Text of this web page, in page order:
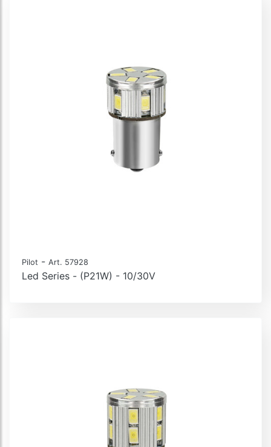
Pilot - Art. 57928
Led Series - (P21W) - 10/30V